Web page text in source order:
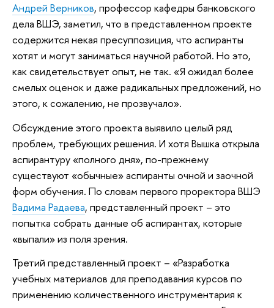
Андрей Верников, профессор кафедры банковского
дела ВШЭ, заметил, что в представленном проекте
содержится некая пресуппозиция, что аспиранты
хотят и могут заниматься научной работой. Но это,
как свидетельствует опыт, не так. «Я ожидал более
смелых оценок и даже радикальных предложений, но
этого, к сожалению, не прозвучало».
Обсуждение этого проекта выявило целый ряд
проблем, требующих решения. И хотя Вышка открыла
аспирантуру «полного дня», по-прежнему
существуют «обычные» аспиранты очной и заочной
форм обучения. По словам первого проректора ВШЭ
Вадима Радаева, представленный проект – это
попытка собрать данные об аспирантах, которые
«выпали» из поля зрения.
Третий представленный проект – «Разработка
учебных материалов для преподавания курсов по
применению количественного инструментария к